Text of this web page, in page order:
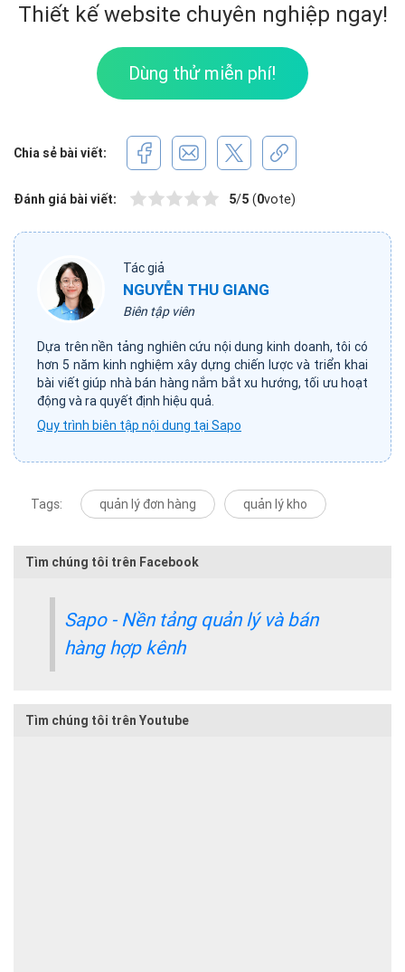
Thiết kế website chuyên nghiệp ngay!
Dùng thử miễn phí!
Chia sẻ bài viết:
Đánh giá bài viết: 5/5 (0vote)
Tác giả
NGUYỄN THU GIANG
Biên tập viên
Dựa trên nền tảng nghiên cứu nội dung kinh doanh, tôi có
hơn 5 năm kinh nghiệm xây dựng chiến lược và triển khai
bài viết giúp nhà bán hàng nắm bắt xu hướng, tối ưu hoạt
động và ra quyết định hiệu quả.
Quy trình biên tập nội dung tại Sapo
Tags: quản lý đơn hàng quản lý kho
Tìm chúng tôi trên Facebook
Sapo - Nền tảng quản lý và bán
hàng hợp kênh
Tìm chúng tôi trên Youtube